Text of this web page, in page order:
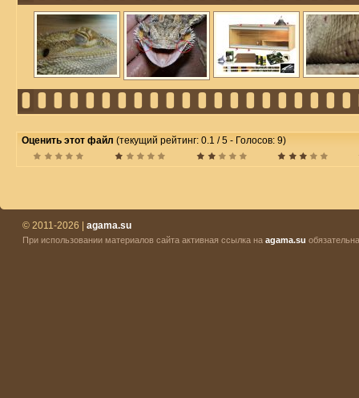
Оценить этот файл (текущий рейтинг: 0.1 / 5 - Голосов: 9)
© 2011-2026 | agama.su
При использовании материалов сайта активная ссылка на agama.su